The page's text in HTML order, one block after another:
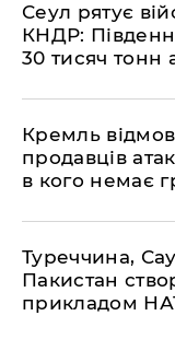
​Сеул рятує
КНДР:
30 тисяч тонн
​Кремль
продавців
в кого немає
​Туреччина,
Пакистан
прикладом